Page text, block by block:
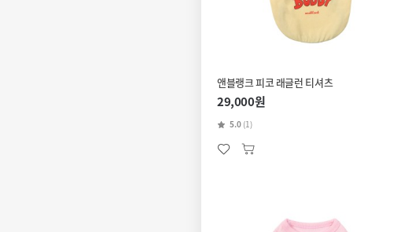
앤블랭크 피코 래글런 티셔츠
29,000원
5.0 (1)